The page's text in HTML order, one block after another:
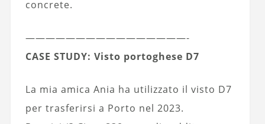
concrete.
————————————————-
CASE STUDY: Visto portoghese D7
La mia amica Ania ha utilizzato il visto D7
per trasferirsi a Porto nel 2023.